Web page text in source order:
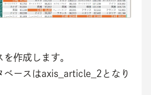
作成します。
ースはaxis_article_2となり